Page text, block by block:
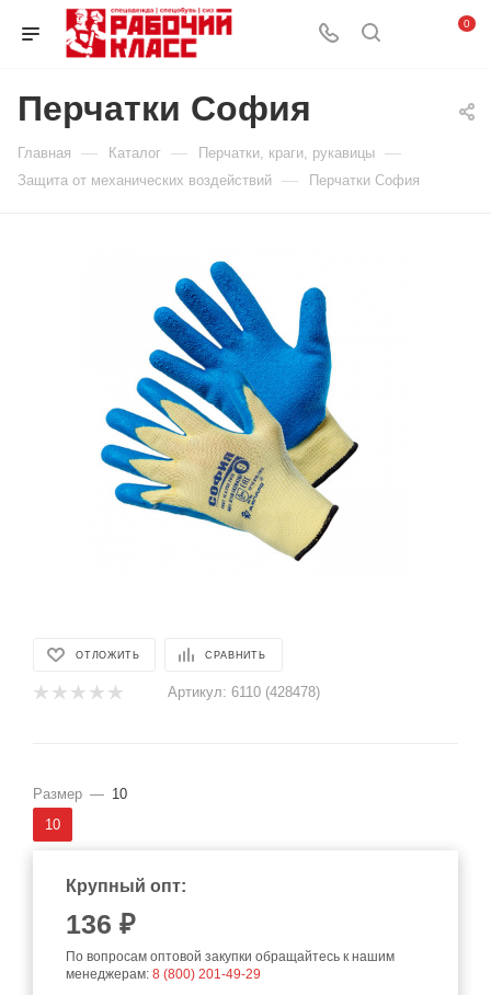
0
Перчатки София
Главная — Каталог — Перчатки, краги, рукавицы —
Защита от механических воздействий — Перчатки София
ОТЛОЖИТЬ СРАВНИТЬ
Артикул: 6110 (428478)
Размер — 10
10
Крупный опт:
136 ₽
По вопросам оптовой закупки обращайтесь к нашим
менеджерам: 8 (800) 201-49-29